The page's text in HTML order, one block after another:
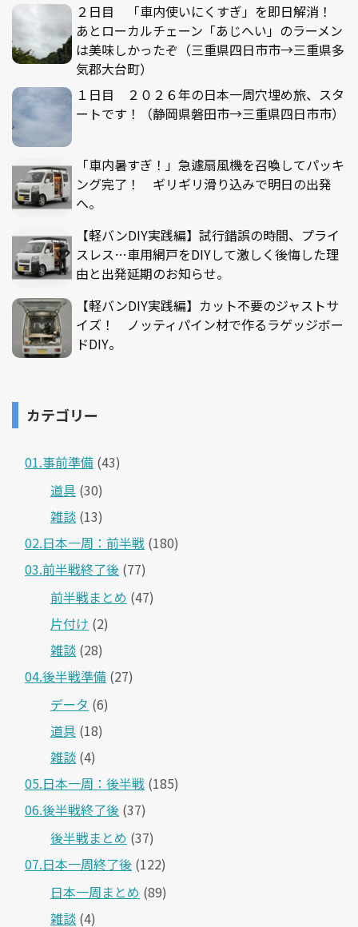
２日目 「車内使いにくすぎ」を即日解消！
あとローカルチェーン「あじへい」のラーメン
は美味しかったぞ（三重県四日市市→三重県多
気郡大台町）
１日目 ２０２６年の日本一周穴埋め旅、スタ
ートです！（静岡県磐田市→三重県四日市市）
「車内暑すぎ！」急遽扇風機を召喚してパッキ
ング完了！ ギリギリ滑り込みで明日の出発
へ。
【軽バンDIY実践編】試行錯誤の時間、プライ
スレス…車用網戸をDIYして激しく後悔した理
由と出発延期のお知らせ。
【軽バンDIY実践編】カット不要のジャストサ
イズ！ ノッティパイン材で作るラゲッジボー
ドDIY。
カテゴリー
01.事前準備 (43)
道具 (30)
雑談 (13)
02.日本一周：前半戦 (180)
03.前半戦終了後 (77)
前半戦まとめ (47)
片付け (2)
雑談 (28)
04.後半戦準備 (27)
データ (6)
道具 (18)
雑談 (4)
05.日本一周：後半戦 (185)
06.後半戦終了後 (37)
後半戦まとめ (37)
07.日本一周終了後 (122)
日本一周まとめ (89)
雑談 (4)